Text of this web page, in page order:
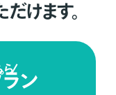
けます。
ら
ン